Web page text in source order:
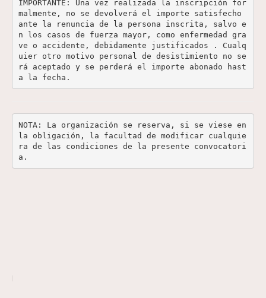
IMPORTANTE: Una vez realizada la inscripción for
malmente, no se devolverá el importe satisfecho
ante la renuncia de la persona inscrita, salvo e
n los casos de fuerza mayor, como enfermedad gra
ve o accidente, debidamente justificados . Cualq
uier otro motivo personal de desistimiento no se
rá aceptado y se perderá el importe abonado hast
a la fecha.
NOTA: La organización se reserva, si se viese en
la obligación, la facultad de modificar cualquie
ra de las condiciones de la presente convocatori
a.